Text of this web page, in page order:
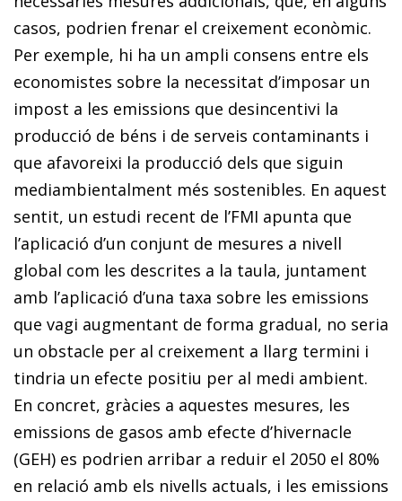
casos, podrien frenar el creixement econòmic.
Per exemple, hi ha un ampli consens entre els
economistes sobre la necessitat d’imposar un
impost a les emissions que desincentivi la
producció de béns i de serveis contaminants i
que afavoreixi la producció dels que siguin
mediambientalment més sostenibles. En aquest
sentit, un estudi recent de l’FMI apunta que
l’aplicació d’un conjunt de mesures a nivell
global com les descrites a la taula, juntament
amb l’aplicació d’una taxa sobre les emissions
que vagi augmentant de forma gradual, no seria
un obstacle per al creixement a llarg termini i
tindria un efecte positiu per al medi ambient.
En concret, gràcies a aquestes mesures, les
emissions de gasos amb efecte d’hivernacle
(GEH) es podrien arribar a reduir el 2050 el 80%
en relació amb els nivells actuals, i les emissions